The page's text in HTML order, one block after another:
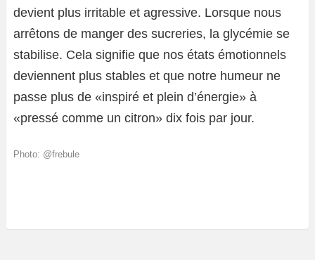
devient plus irritable et agressive. Lorsque nous
arrêtons de manger des sucreries, la glycémie se
stabilise. Cela signifie que nos états émotionnels
deviennent plus stables et que notre humeur ne
passe plus de «inspiré et plein d’énergie» à
«pressé comme un citron» dix fois par jour.
Photo: @frebule